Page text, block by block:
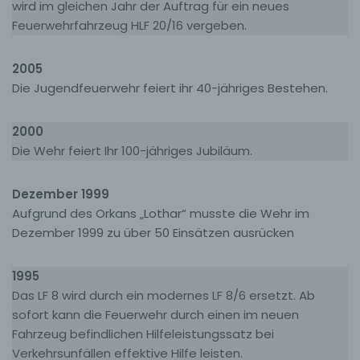
wird im gleichen Jahr der Auftrag für ein neues
Feuerwehrfahrzeug HLF 20/16 vergeben.
2005
Die Jugendfeuerwehr feiert ihr 40-jähriges Bestehen.
2000
Die Wehr feiert Ihr 100-jähriges Jubiläum.
Dezember 1999
Aufgrund des Orkans „Lothar“ musste die Wehr im
Dezember 1999 zu über 50 Einsätzen ausrücken
1995
Das LF 8 wird durch ein modernes LF 8/6 ersetzt. Ab
sofort kann die Feuerwehr durch einen im neuen
Fahrzeug befindlichen Hilfeleistungssatz bei
Verkehrsunfällen effektive Hilfe leisten.
informationstechnologischen Systeme und der
Technik unserer Internetseite zu gewährleisten
notwendigen Informationen bereitzustellen. Diese
anonym erhobenen Daten und Informationen
ferner mit dem Ziel ausgewertet, den Datenschutz
und die Datensicherheit in unserem Unternehmen
zu erhöhen, um letztlich ein optimales
personenbezogenen Daten sicherzustellen. Die
getrennt von allen durch eine betroffene Person
angegebenen personenbezogenen Daten
Registrierung auf unserer Internetseite
Die betroffene Person hat die Möglichkeit, sich auf der
Internetseite des für die Verarbeitung Verantwortlichen
unter Angabe von personenbezogenen Daten zu